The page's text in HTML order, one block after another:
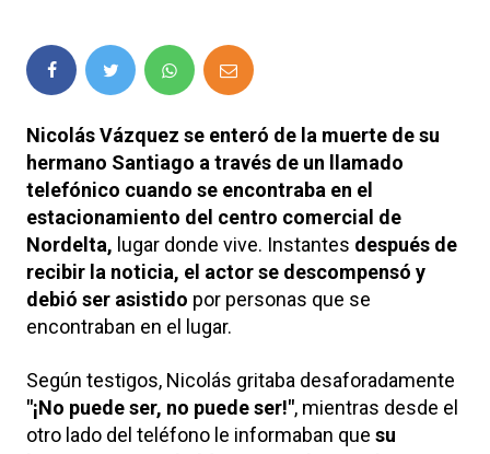
Nicolás Vázquez se enteró de la muerte de su
hermano Santiago a través de un llamado
telefónico cuando se encontraba en el
estacionamiento del centro comercial de
Nordelta, lugar donde vive. Instantes después de
recibir la noticia, el actor se descompensó y
debió ser asistido por personas que se
encontraban en el lugar.
Según testigos, Nicolás gritaba desaforadamente
"¡No puede ser, no puede ser!", mientras desde el
otro lado del teléfono le informaban que su